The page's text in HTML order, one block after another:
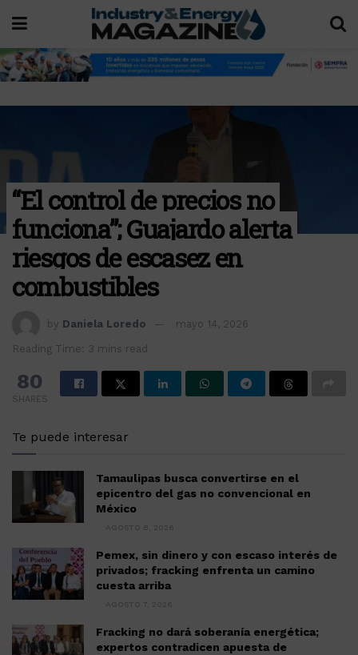
“El control de precios no
funciona”; Guajardo alerta
riesgos de escasez en
combustibles
by Daniela Loredo mayo 14, 2026
Reading Time: 3 mins read
80
SHARES
Te puede interesar
Tamaulipas busca convertirse en el
epicentro del gas no convencional en
México
AGOSTO 8, 2026
Pemex, sin dinero y con escaso interés de
privados; fracking enfrenta un camino
cuesta arriba
AGOSTO 7, 2026
Fracking no dará soberanía energética;
expertos contradicen apuesta de